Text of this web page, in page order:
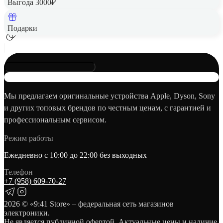
Выгода 3000₽
Подарки
Мы предлагаем оригинальные устройства Apple, Dyson, Sony
и других топовых брендов по честным ценам, с гарантией и
профессиональным сервисом.
Режим работы
Ежедневно с 10:00 до 22:00 без выходных
Телефон
+7 (958) 609‑70‑27
2026 © «9:41 Store» – федеральная сеть магазинов
электроники.